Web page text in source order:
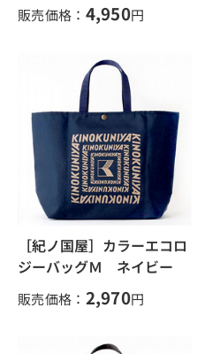
販売価格： 4,950円
［紀ノ国屋］カラーエコロ
ジーバッグＭ ネイビー
販売価格： 2,970円